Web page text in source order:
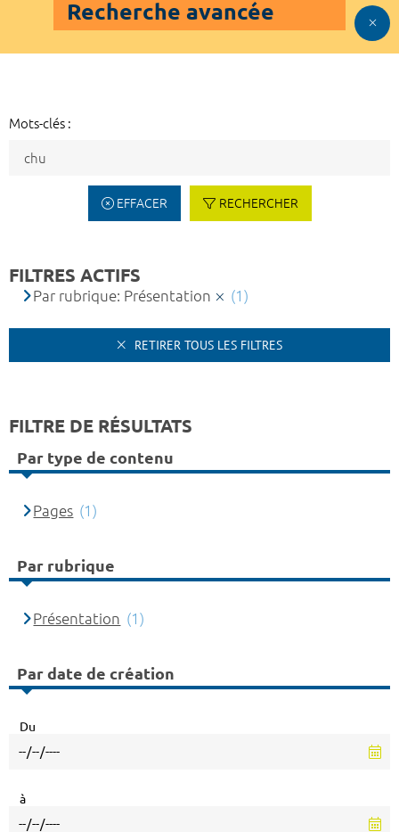
Recherche avancée
Mots-clés :
EFFACER RECHERCHER
FILTRES ACTIFS
Par rubrique: Présentation (1)
RETIRER TOUS LES FILTRES
FILTRE DE RÉSULTATS
Par type de contenu
Pages (1)
Par rubrique
Présentation (1)
Par date de création
Du
à